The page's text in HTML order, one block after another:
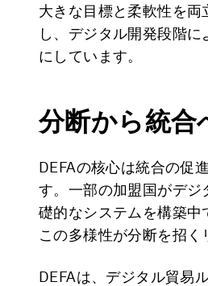
大きな目標と柔軟性を
し、デジタル開発段階
にしています。
分断から統合
DEFAの核心は統合の促
す。一部の加盟国がデ
礎的なシステムを構築中
この多様性が分断を招く
DEFAは、デジタル貿易